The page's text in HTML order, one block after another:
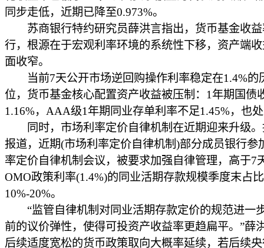
同步走低，近期已降至0.973%。
苏商银行特约研究员薛洪言指出，货币基金收益
行，根源在于宏观利率环境的系统性下移，资产端
面收窄。
当前7天公开市场逆回购操作利率稳定在1.4%的
位，货币基金核心配置资产收益被压制：1年期国债
1.16%，AAA级1年期同业存单利率不足1.45%，也
同时，市场利率定价自律机制在近期迎来升级。
报道，近期(市场利率定价自律机制)部分成员银行参
率定价自律机制会议，被要求加强自律管理，高于7
OMO政策利率(1.4%)的同业活期存款规模季度末占
10%-20%。
“监管自律机制对同业活期存款定价的规范进一
前的议价弹性，使得可投资产收益率更趋扁平。”薛
后续适度宽松的货币政策取向大概率延续，若后续